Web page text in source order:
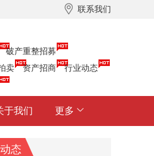
联系我们
破产重整招募
卖
资产招商
行业动态
于我们 更多
态